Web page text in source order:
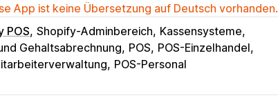
App ist keine Übersetzung auf Deutsch vorhanden.
POS Shopify-Adminbereich Kassensysteme
Gehaltsabrechnung POS POS-Einzelhandel
POS-Personal